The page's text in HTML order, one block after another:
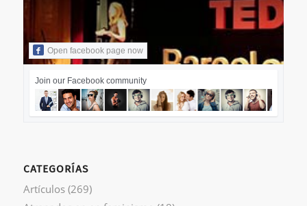
Open facebook page now
Join our Facebook community
CATEGORÍAS
Artículos(269)